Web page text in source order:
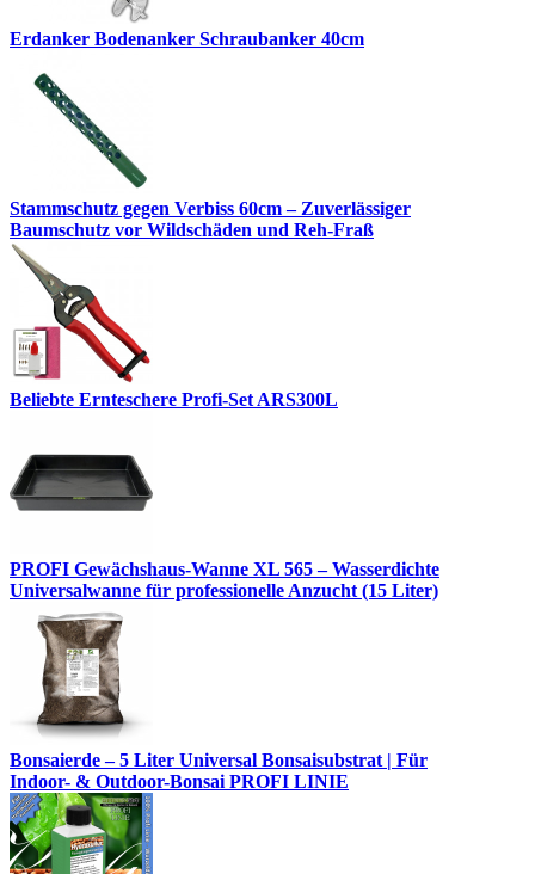
Erdanker Bodenanker Schraubanker 40cm
Stammschutz gegen Verbiss 60cm – Zuverlässiger
Baumschutz vor Wildschäden und Reh-Fraß
Beliebte Ernteschere Profi-Set ARS300L
PROFI Gewächshaus-Wanne XL 565 – Wasserdichte
Universalwanne für professionelle Anzucht (15 Liter)
Bonsaierde – 5 Liter Universal Bonsaisubstrat | Für
Indoor- & Outdoor-Bonsai PROFI LINIE